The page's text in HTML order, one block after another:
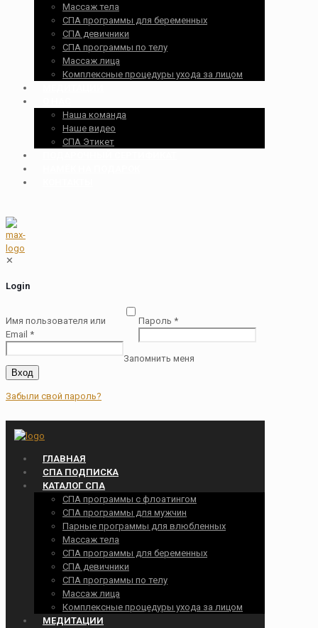
Массаж тела
СПА программы для беременных
СПА девичники
СПА программы по телу
Массаж лица
Комплексные процедуры ухода за лицом
Наша команда
Наше видео
СПА Этикет
✕
Login
Имя пользователя или
Email *
Пароль *
Запомнить меня
Вход
Забыли свой пароль?
ГЛАВНАЯ
СПА ПОДПИСКА
КАТАЛОГ СПА
СПА программы с флоатингом
СПА программы для мужчин
Парные программы для влюбленных
Массаж тела
СПА программы для беременных
СПА девичники
СПА программы по телу
Массаж лица
Комплексные процедуры ухода за лицом
МЕДИТАЦИИ